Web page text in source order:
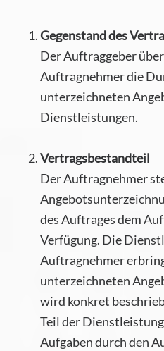
Gegenstand des
Der Auftraggeber
Auftragnehmer die
unterzeichneten
Dienstleistungen.
Vertragsbestandteil
Der Auftragnehmer
des Auftrages dem
Verfügung. Die
Auftragnehmer
unterzeichneten
wird konkret
Teil der
Aufgaben durch den